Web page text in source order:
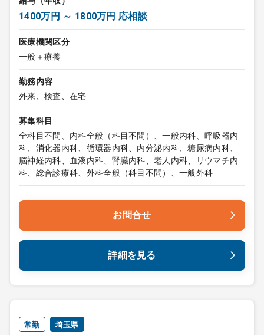
1400万円 ～ 1800万円 応相談
医療機関区分
一般＋療養
勤務内容
外来、検査、在宅
募集科目
全科目不問、内科全般（科目不問）、一般内科、呼吸器内
科、消化器内科、循環器内科、内分泌内科、糖尿病内科、
脳神経内科、血液内科、腎臓内科、老人内科、リウマチ内
科、総合診療科、外科全般（科目不問）、一般外科
お問合せ
詳細を見る
常勤 埼玉県